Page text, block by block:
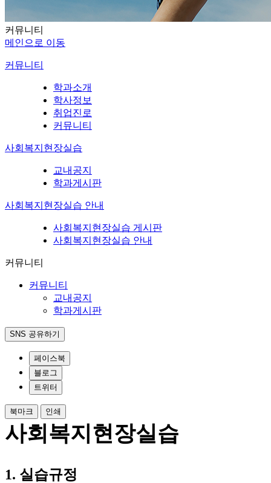
커뮤니티
메인으로 이동
커뮤니티
학과소개
학사정보
취업진로
커뮤니티
사회복지현장실습
교내공지
학과게시판
사회복지현장실습 안내
사회복지현장실습 게시판
사회복지현장실습 안내
커뮤니티
커뮤니티
교내공지
학과게시판
SNS 공유하기
페이스북
블로그
트위터
북마크 인쇄
사회복지현장실습
1. 실습규정